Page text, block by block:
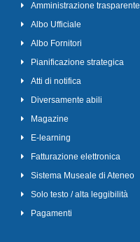
Amministrazione trasparente
Albo Ufficiale
Albo Fornitori
Pianificazione strategica
Atti di notifica
Diversamente abili
Magazine
E-learning
Fatturazione elettronica
Sistema Museale di Ateneo
Solo testo / alta leggibilità
Pagamenti